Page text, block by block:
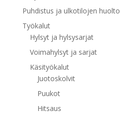
Puhdistus ja ulkotilojen huolto
Työkalut
Hylsyt ja hylsysarjat
Voimahylsyt ja sarjat
Käsityökalut
Juotoskolvit
Puukot
Hitsaus